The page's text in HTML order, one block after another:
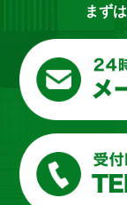
まず